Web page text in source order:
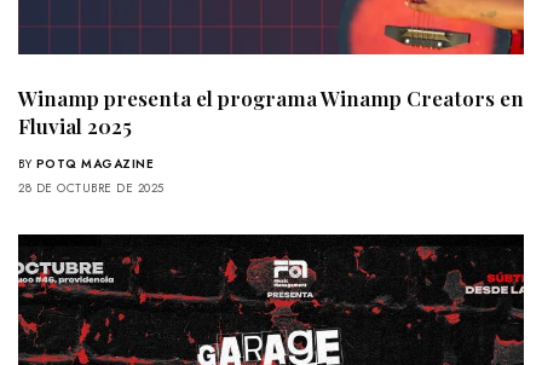
Winamp presenta el programa Winamp Creators en
Fluvial 2025
BY POTQ MAGAZINE
28 DE OCTUBRE DE 2025